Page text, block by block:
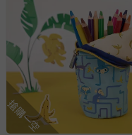
搶購一空